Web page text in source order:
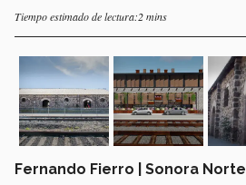
Tiempo estimado de lectura:2 mins
Fernando Fierro | Sonora Norte